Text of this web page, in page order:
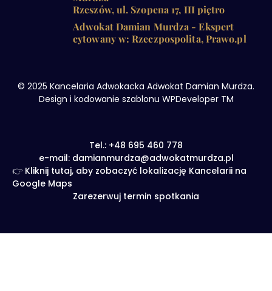
Rzeszów, ul. Szopena 17, III piętro
Adwokat Damian Murdza - Ekspert
cytowany w: Rzeczpospolita, Prawo.pl
© 2025 Kancelaria Adwokacka Adwokat Damian Murdza.
Design i kodowanie szablonu WPDeveloper TM
Tel.: +48 695 460 778
e-mail: damianmurdza@adwokatmurdza.pl
👉 Kliknij tutaj, aby zobaczyć lokalizację Kancelarii na
Google Maps
Zarezerwuj termin spotkania